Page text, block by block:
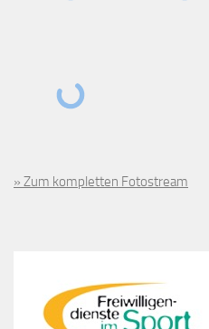
» Zum kompletten Fotostream